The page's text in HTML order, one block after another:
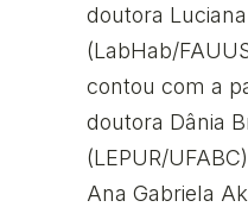
doutora
(LabHab/
contou com a
doutora Dânia
(LEPUR/
Ana Gabriela